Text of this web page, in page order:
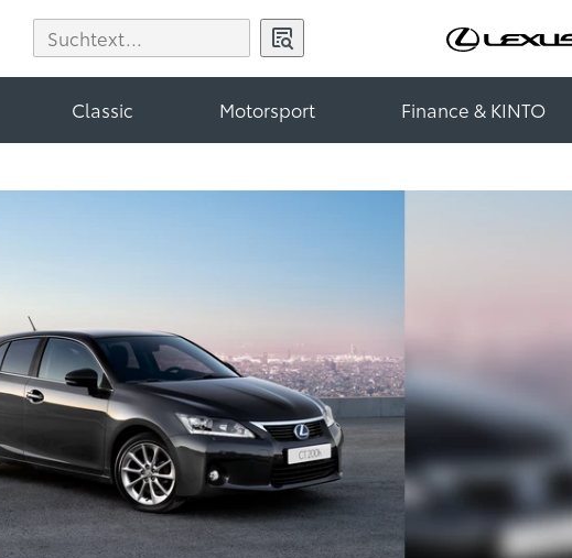
Classic Motorsport Finance & KINTO